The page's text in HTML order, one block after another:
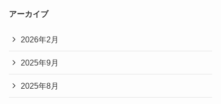
アーカイブ
2026年2月
2025年9月
2025年8月